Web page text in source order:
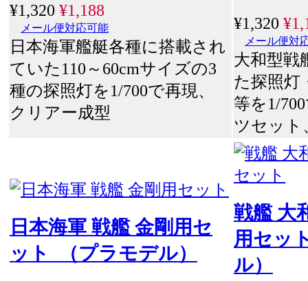
¥1,320 ¥1,188
メール便対応可能
日本海軍艦艇各種に搭載され
ていた110～60cmサイズの3
種の探照灯を1/700で再現、
クリアー成型
¥1,320
メール便対
大和型戦
た探照灯
等を1/
ツセット
日本海軍 戦艦 金剛用セ
ット （プラモデル）
戦艦 大
用セッ
ル）